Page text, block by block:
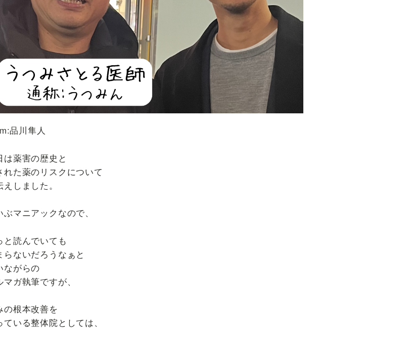
品川隼人
は薬害の歴史と
れた薬のリスクについて
えしました。
ぶマニアックなので、
と読んでいても
らないだろうなぁと
ながらの
マガ執筆ですが、
の根本改善を
ている整体院としては、